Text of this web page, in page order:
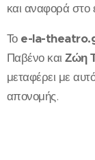
και αναφορά στο
Το e-la-
Παβένο καιΖώη
μεταφέρει με
απονομής.